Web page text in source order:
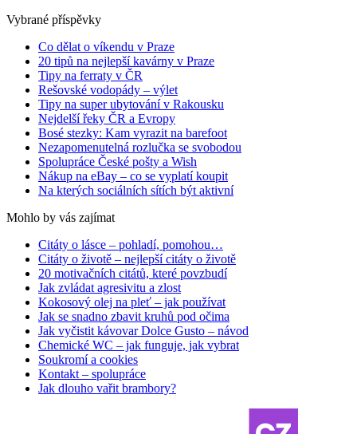
Vybrané příspěvky
Co dělat o víkendu v Praze
20 tipů na nejlepší kavárny v Praze
Tipy na ferraty v ČR
Rešovské vodopády – výlet
Tipy na super ubytování v Rakousku
Nejdelší řeky ČR a Evropy
Bosé stezky: Kam vyrazit na barefoot
Nezapomenutelná rozlučka se svobodou
Spolupráce České pošty a Wish
Nákup na eBay – co se vyplatí koupit
Na kterých sociálních sítích být aktivní
Mohlo by vás zajímat
Citáty o lásce – pohladí, pomohou…
Citáty o životě – nejlepší citáty o životě
20 motivačních citátů, které povzbudí
Jak zvládat agresivitu a zlost
Kokosový olej na pleť – jak používat
Jak se snadno zbavit kruhů pod očima
Jak vyčistit kávovar Dolce Gusto – návod
Chemické WC – jak funguje, jak vybrat
Soukromí a cookies
Kontakt – spolupráce
Jak dlouho vařit brambory?